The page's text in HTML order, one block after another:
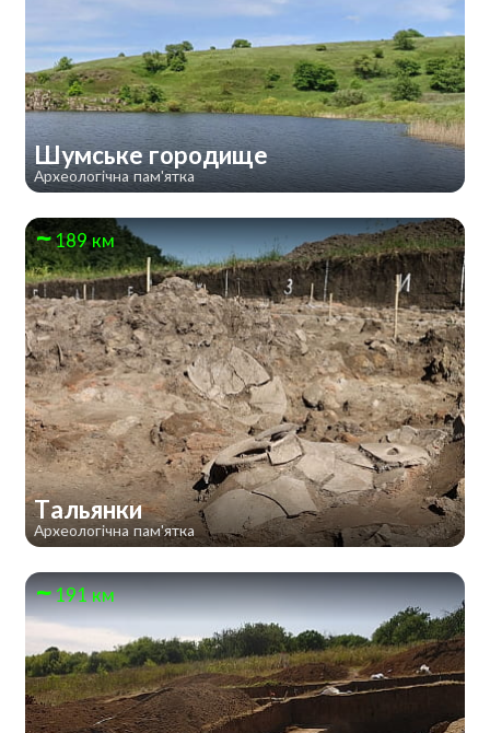
Шумське городище
Археологічна пам'ятка
189 км
Тальянки
Археологічна пам'ятка
191 км